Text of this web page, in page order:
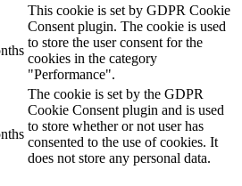
This cookie is set by GDPR Cookie
Consent plugin. The cookie is used
to store the user consent for the
cookies in the category
"Performance".
The cookie is set by the GDPR
Cookie Consent plugin and is used
to store whether or not user has
consented to the use of cookies. It
does not store any personal data.